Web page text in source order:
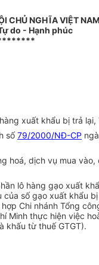
CHỦ NGHĨA VIỆT NAM
do - Hạnh phúc
xuất khẩu bị trả
số79/2000/NĐ-CP
hoá, dịch vụ mua
lô hàng gạo xuất
số gạo xuất khẩu
Chi nhánh Tổng
thực hiện việc
khấu từ thuế GTGT).